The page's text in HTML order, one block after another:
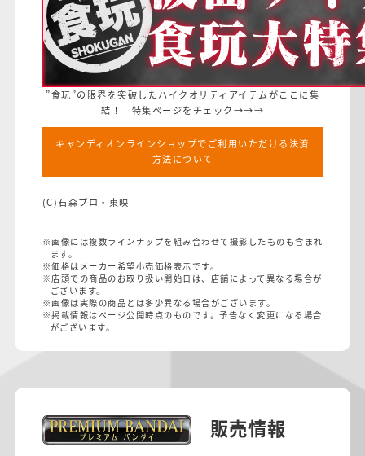
”食玩”の限界を突破したハイクオリティアイテムがここに集
結！ 特集ページをチェック→→→
キャンディオンラインショップでご利用いただける決済
方法について
(C)石森プロ・東映
※画像には複数ラインナップを組み合わせて撮影したものも含まれ
ます。
※価格はメーカー希望小売価格表示です。
※店頭での商品のお取り扱い開始日は、店舗によって異なる場合が
ございます。
※画像は実際の商品とは多少異なる場合がございます。
※掲載情報はページ公開時点のものです。予告なく変更になる場合
がございます。
販売情報